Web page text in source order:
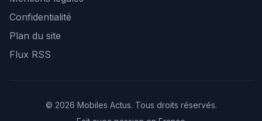
Confidentialité
Plan du site
Flux RSS
© 2026 Mobiles Actus. Tous droits réservés.